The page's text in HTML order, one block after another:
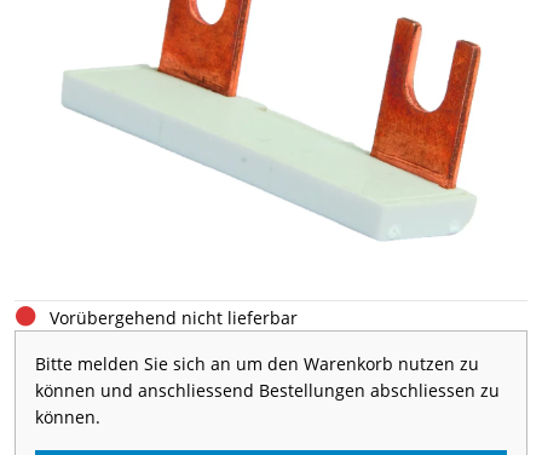
Vorübergehend nicht lieferbar
Bitte melden Sie sich an um den Warenkorb nutzen zu
können und anschliessend Bestellungen abschliessen zu
können.